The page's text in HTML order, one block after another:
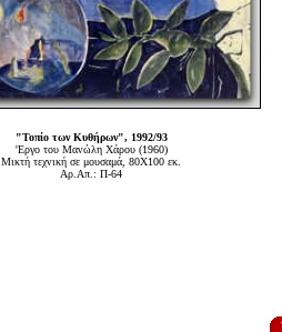
"Τοπίο των Κυθήρων", 1992/93
'Εργο του Μανώλη Χάρου (1960)
Μικτή τεχνική σε μουσαμά, 80Χ100 εκ.
Αρ.Απ.: Π-64